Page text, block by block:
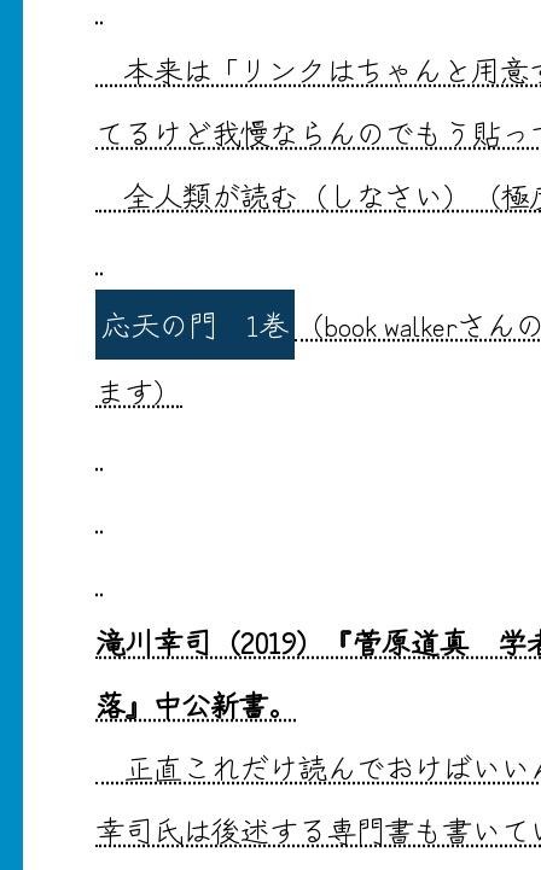
本来は「リンクはちゃんと用意
てるけど我慢ならんのでもう貼
全人類が読む（しなさい）（極
応天の門 1巻 （book walkerさ
ます）
滝川幸司（2019）『菅原道真 学
落』中公新書。
正直これだけ読んでおけばいい
幸司氏は後述する専門書も書い